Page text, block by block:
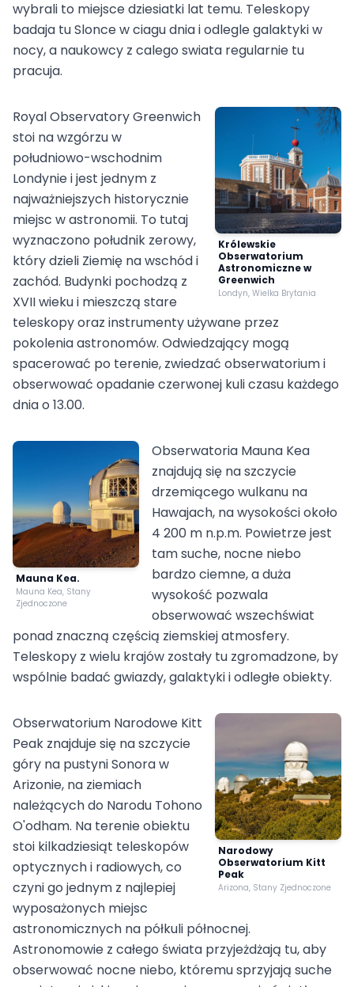
wybrali to miejsce dziesiatki lat temu. Teleskopy
badaja tu Slonce w ciagu dnia i odlegle galaktyki w
nocy, a naukowcy z calego swiata regularnie tu
pracuja.
Królewskie
Obserwatorium
Astronomiczne w
Greenwich
Londyn, Wielka Brytania
Royal Observatory Greenwich
stoi na wzgórzu w
południowo-wschodnim
Londynie i jest jednym z
najważniejszych historycznie
miejsc w astronomii. To tutaj
wyznaczono południk zerowy,
który dzieli Ziemię na wschód i
zachód. Budynki pochodzą z
XVII wieku i mieszczą stare
teleskopy oraz instrumenty używane przez
pokolenia astronomów. Odwiedzający mogą
spacerować po terenie, zwiedzać obserwatorium i
obserwować opadanie czerwonej kuli czasu każdego
dnia o 13.00.
Mauna Kea.
Mauna Kea, Stany
Zjednoczone
Obserwatoria Mauna Kea
znajdują się na szczycie
drzemiącego wulkanu na
Hawajach, na wysokości około
4 200 m n.p.m. Powietrze jest
tam suche, nocne niebo
bardzo ciemne, a duża
wysokość pozwala
obserwować wszechświat
ponad znaczną częścią ziemskiej atmosfery.
Teleskopy z wielu krajów zostały tu zgromadzone, by
wspólnie badać gwiazdy, galaktyki i odległe obiekty.
Narodowy
Obserwatorium Kitt
Peak
Arizona, Stany Zjednoczone
Obserwatorium Narodowe Kitt
Peak znajduje się na szczycie
góry na pustyni Sonora w
Arizonie, na ziemiach
należących do Narodu Tohono
O'odham. Na terenie obiektu
stoi kilkadziesiąt teleskopów
optycznych i radiowych, co
czyni go jednym z najlepiej
wyposażonych miejsc
astronomicznych na półkuli północnej.
Astronomowie z całego świata przyjeżdżają tu, aby
obserwować nocne niebo, któremu sprzyjają suche